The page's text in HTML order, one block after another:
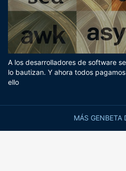
MÁS GENBETA
A los desarrolladores de software
lo bautizan. Y ahora todos
ello